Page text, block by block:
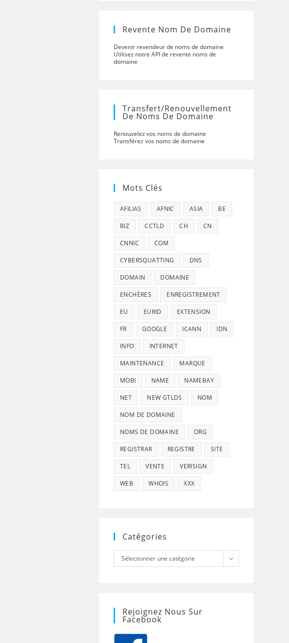
Revente Nom De Domaine
Devenir revendeur de noms de domaine
Utilisez notre API de revente noms de
domaine
Transfert/renouvellement
De Noms De Domaine
Renouvelez vos noms de domaine
Transférez vos noms de domaine
Mots Clés
AFILIAS AFNIC ASIA BE
BIZ CCTLD CH CN
CNNIC COM
CYBERSQUATTING DNS
DOMAIN DOMAINE
ENCHÈRES ENREGISTREMENT
EU EURID EXTENSION
FR GOOGLE ICANN IDN
INFO INTERNET
MAINTENANCE MARQUE
MOBI NAME NAMEBAY
NET NEW GTLDS NOM
NOM DE DOMAINE
NOMS DE DOMAINE ORG
REGISTRAR REGISTRE SITE
TEL VENTE VERISIGN
WEB WHOIS XXX
Catégories
Catégories
Sélectionner une catégorie
Rejoignez Nous Sur
Facebook